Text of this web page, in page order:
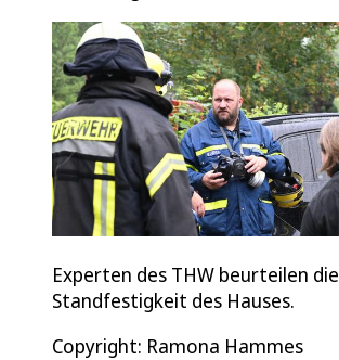
Experten des THW beurteilen die
Standfestigkeit des Hauses.
Copyright: Ramona Hammes